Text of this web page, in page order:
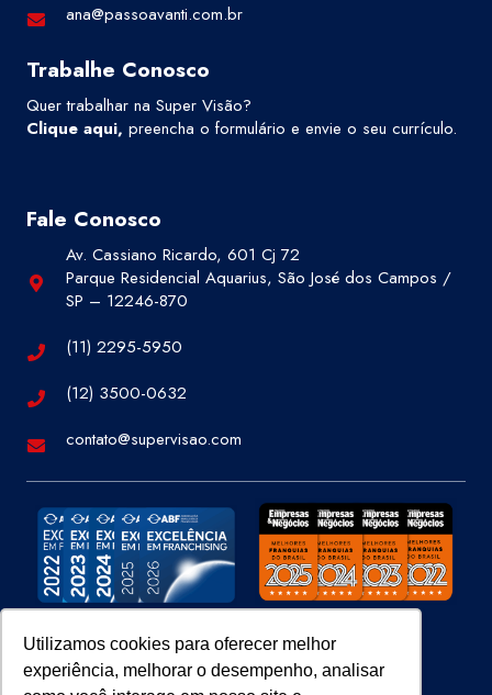
Utilizamos cookies para oferecer melhor
experiência, melhorar o desempenho, analisar
ana@passoavanti.com.br
Trabalhe Conosco
Quer trabalhar na Super Visão?
Clique aqui, preencha o formulário e envie o seu currículo.
Fale Conosco
Av. Cassiano Ricardo, 601 Cj 72
Parque Residencial Aquarius, São José dos Campos /
SP – 12246-870
(11) 2295-5950
(12) 3500-0632
contato@supervisao.com
Site 100% Seguro